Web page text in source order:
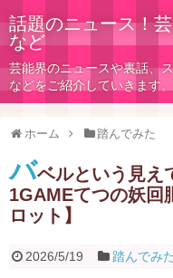
話題のニュース！
など
芸能界のニュースや裏話、
などをご紹介していきます。
ホーム 踏んでみた
バベルという見え
1GAMEてつの妖回
ロット】
2026/5/19 踏んでみた